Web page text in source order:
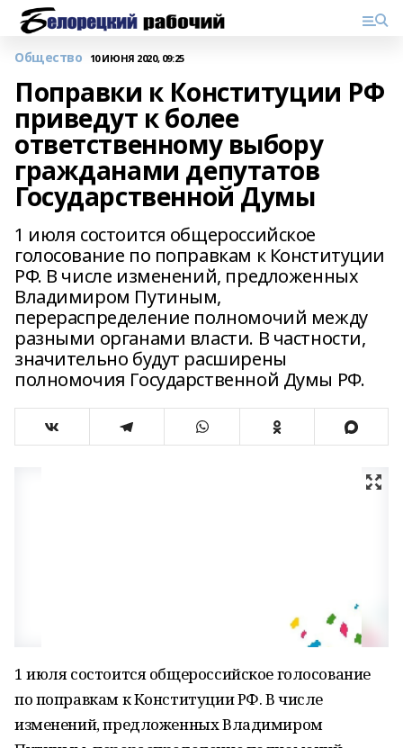
Общество 10 ИЮНЯ 2020, 09:25
Поправки к Конституции РФ
приведут к более
ответственному выбору
гражданами депутатов
Государственной Думы
1 июля состоится общероссийское
голосование по поправкам к Конституции
РФ. В числе изменений, предложенных
Владимиром Путиным,
перераспределение полномочий между
разными органами власти. В частности,
значительно будут расширены
полномочия Государственной Думы РФ.
1 июля состоится общероссийское голосование
по поправкам к Конституции РФ. В числе
изменений, предложенных Владимиром